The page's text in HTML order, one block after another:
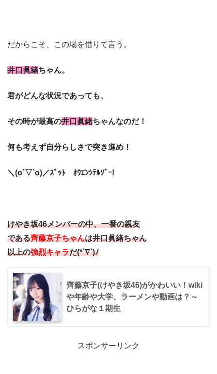
だからこそ、この場を借りて言う。
井口眞緒ちゃん。
君がどんな状況であっても、
その時が最高の井口眞緒ちゃんなのだ！
何も考えず自分らしさで突き進め！
＼(o´▽`o)／ｽﾞｯﾄ ｵｳｴﾝｼﾃﾙｿﾞｰ!
けやき坂46メンバーの中、一番の親友
である齊藤京子ちゃんは井口眞緒ちゃん
以上の強烈キャラだ(*´∇`)ﾉ
齊藤京子(けやき坂46)がかわいい！wiki
や年齢や大学、ラーメンや動画は？～
ひらがな１期生
スポンサーリンク